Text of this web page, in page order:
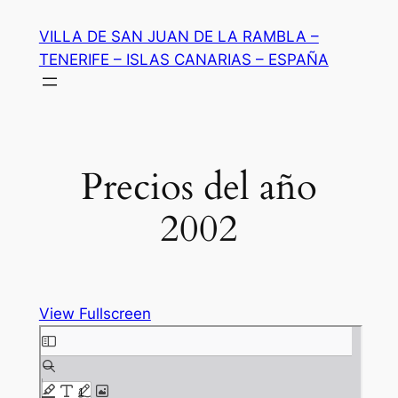
contenido
VILLA DE SAN JUAN DE LA RAMBLA –
TENERIFE – ISLAS CANARIAS – ESPAÑA
Precios del año
2002
View Fullscreen
Saltar
al
contenido